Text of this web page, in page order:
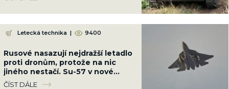
Letecká technika | 9400
Rusové nasazují nejdražší letadlo
proti dronům, protože na nic
jiného nestačí. Su-57 v nové
konfiguraci stačí radar „Bělka“
ČÍST DÁLE